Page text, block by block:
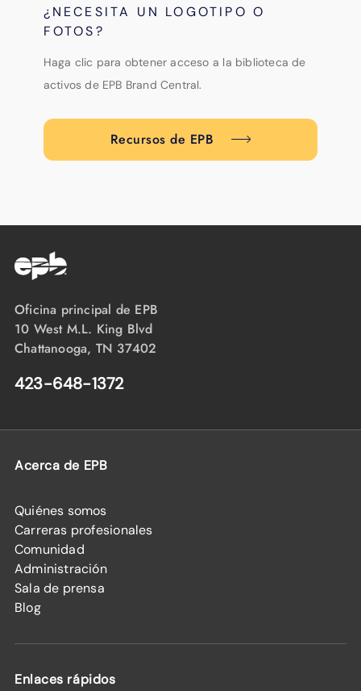
¿NECESITA UN LOGOTIPO O
FOTOS?
Haga clic para obtener acceso a la biblioteca de
activos de EPB Brand Central.
Recursos de EPB
Oficina principal de EPB
10 West M.L. King Blvd
Chattanooga, TN 37402
423-648-1372
Acerca de EPB
Quiénes somos
Carreras profesionales
Comunidad
Administración
Sala de prensa
Blog
Enlaces rápidos